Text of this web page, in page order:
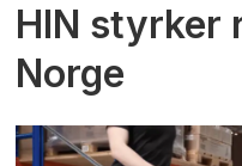
HIN styrker
Norge